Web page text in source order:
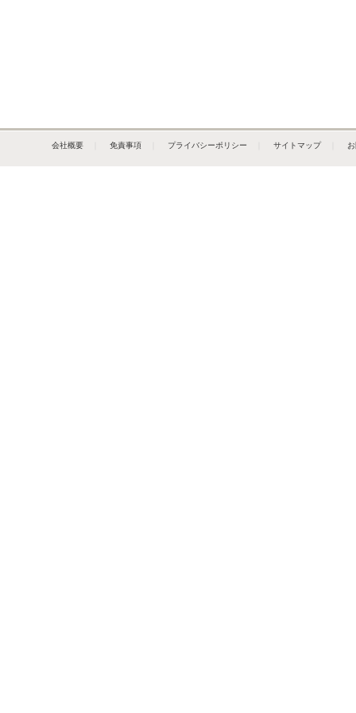
会社概要 免責事項 プライバシーポリシー サイトマップ｜